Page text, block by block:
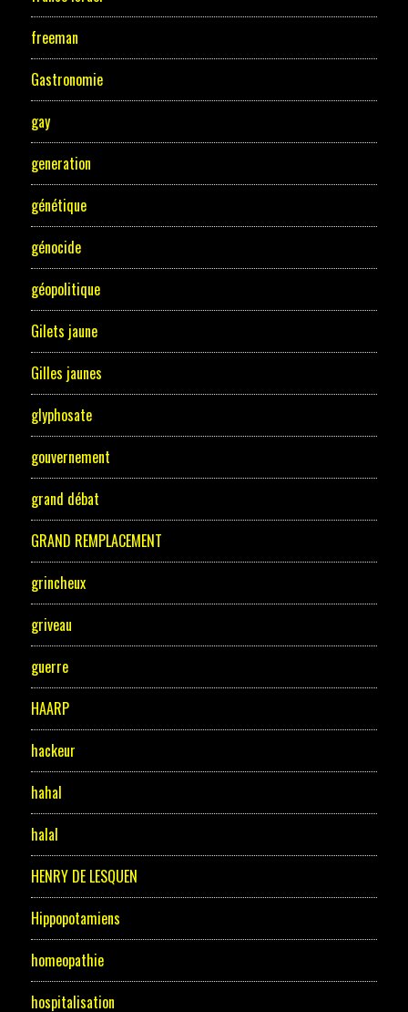
freeman
Gastronomie
gay
generation
génétique
génocide
géopolitique
Gilets jaune
Gilles jaunes
glyphosate
gouvernement
grand débat
GRAND REMPLACEMENT
grincheux
griveau
guerre
HAARP
hackeur
hahal
halal
HENRY DE LESQUEN
Hippopotamiens
homeopathie
hospitalisation